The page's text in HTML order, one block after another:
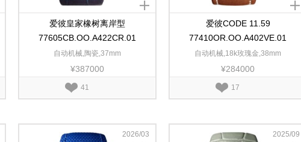
爱彼皇家橡树离岸型
77605CB.OO.A422CR.01
自动机械,陶瓷,37mm
¥387000
41
爱彼CODE 11.59
77410OR.OO.A402VE.01
自动机械,18k玫瑰金,38mm
¥284000
17
2026/03
2025/09